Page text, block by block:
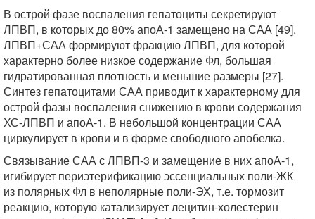
В острой фазе воспаления гепатоциты секретируют
ЛПВП, в которых до 80% апоА-1 замещено на САА [49].
ЛПВП+САА формируют фракцию ЛПВП, для которой
характерно более низкое содержание Фл, большая
гидратированная плотность и меньшие размеры [27].
Синтез гепатоцитами САА приводит к характерному для
острой фазы воспаления снижению в крови содержания
ХС-ЛПВП и апоА-1. В небольшой концентрации САА
циркулирует в крови и в форме свободного апобелка.
Связывание САА с ЛПВП-3 и замещение в них апоА-1,
игибирует периэтерификацию эссенциальных поли-ЖК
из полярных Фл в неполярные поли-ЭХ, т.е. тормозит
реакцию, которую катализирует лецитин-холестерин